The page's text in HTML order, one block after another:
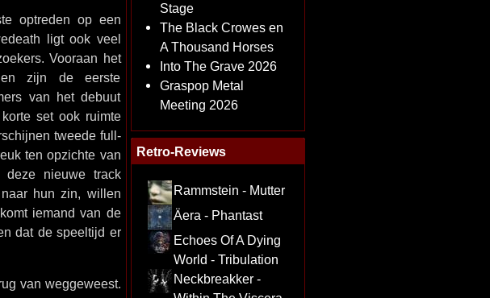
optreden op een
ligt ook veel
Vooraan het
zijn de eerste
van het debuut
set ook ruimte
tweede full-
ten opzichte van
deze nieuwe track
hun zin, willen
iemand van de
dat de speeltijd er
van weggeweest.
Stage
The Black Crowes en
A Thousand Horses
Into The Grave 2026
Graspop Metal
Meeting 2026
Retro-Reviews
Rammstein - Mutter
Äera - Phantast
Echoes Of A Dying
World - Tribulation
Neckbreakker -